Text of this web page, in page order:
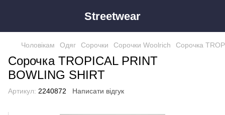
Streetwear
Чоловікам Одяг Сорочки Сорочки Woolrich Сорочка
Сорочка TROPICAL PRINT
BOWLING SHIRT
Артикул: 2240872 Написати відгук